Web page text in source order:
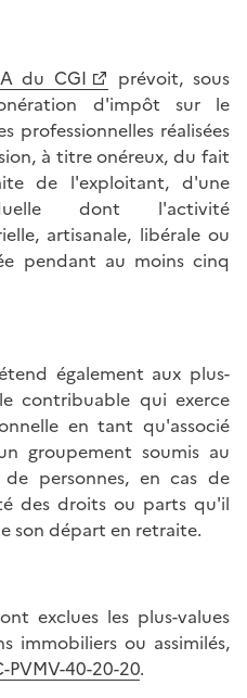
du CGI
prévoit, sous
d'impôt sur le
professionnelles réalisées
à titre onéreux, du fait
de l'exploitant, d'une
dont l'activité
artisanale, libérale ou
pendant au moins cinq
également aux plus-
contribuable qui exerce
en tant qu'associé
groupement soumis au
personnes, en cas de
des droits ou parts qu'il
son départ en retraite.
exclues les plus-values
immobiliers ou assimilés,
PVMV-40-20-20.